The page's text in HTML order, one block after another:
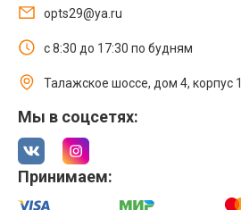
opts29@ya.ru
с 8:30 до 17:30 по будням
Талажское шоссе, дом 4, корпус 1
Мы в соцсетях:
Принимаем: